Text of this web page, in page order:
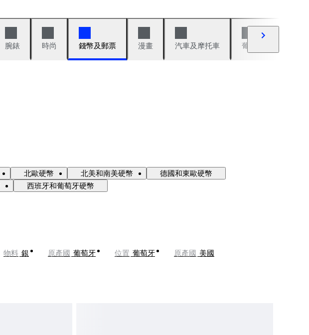
腕錶 時尚 錢幣及郵票 漫畫 汽車及摩托車 葡萄酒與烈酒
北歐硬幣 北美和南美硬幣
德國和東歐硬幣
西班牙和葡萄牙硬幣
物料 銀 原產國 葡萄牙 位置 葡萄牙 原產國 美國